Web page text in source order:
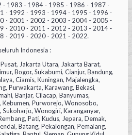
- 1983 - 1984 - 1985 - 1986 - 1987 -
- 1992 - 1993 - 1994 - 1995 - 1996 -
- 2001 - 2002 - 2003 - 2004 - 2005 -
- 2010 - 2011 - 2012 - 2013 - 2014 -
- 2019 - 2020 - 2021 - 2022.
Indonesia :
Jakarta Utara, Jakarta Barat,
Bogor, Sukabumi, Cianjur, Bandung,
Ciamis, Kuningan, Majalengka,
Purwakarta, Karawang, Bekasi,
Banjar, Cilacap, Banyumas,
Kebumen, Purworejo, Wonosobo,
Wonogiri, Karanganyar,
Pati, Kudus, Jepara, Demak,
Batang, Pekalongan, Pemalang,